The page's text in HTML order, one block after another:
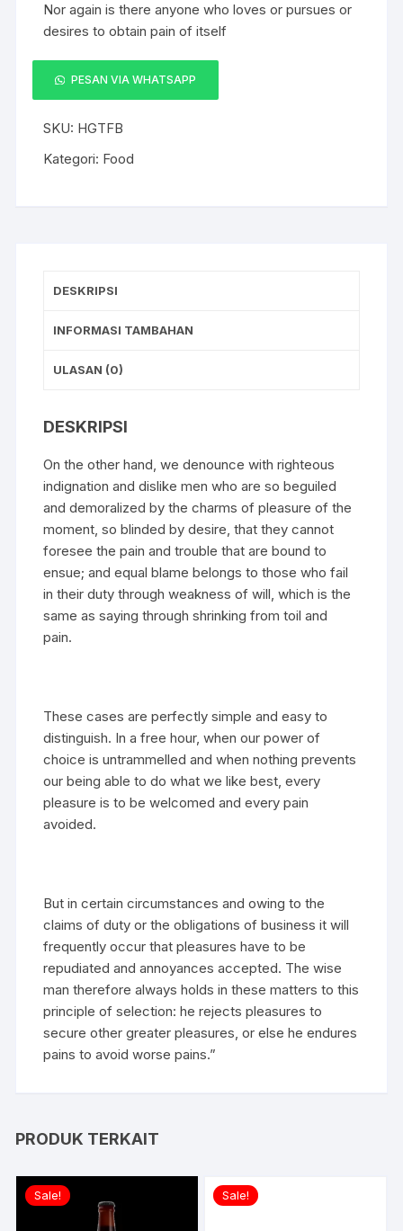
Rp 200. adalah:
Rp 180.
Nor again is there anyone who loves or pursues or
desires to obtain pain of itself
Kuantitas
Striped
Vodka
PESAN VIA WHATSAPP
SKU: HGTFB
Kategori: Food
DESKRIPSI
INFORMASI TAMBAHAN
ULASAN (0)
DESKRIPSI
On the other hand, we denounce with righteous
indignation and dislike men who are so beguiled
and demoralized by the charms of pleasure of the
moment, so blinded by desire, that they cannot
foresee the pain and trouble that are bound to
ensue; and equal blame belongs to those who fail
in their duty through weakness of will, which is the
same as saying through shrinking from toil and
pain.
These cases are perfectly simple and easy to
distinguish. In a free hour, when our power of
choice is untrammelled and when nothing prevents
our being able to do what we like best, every
pleasure is to be welcomed and every pain
avoided.
But in certain circumstances and owing to the
claims of duty or the obligations of business it will
frequently occur that pleasures have to be
repudiated and annoyances accepted. The wise
man therefore always holds in these matters to this
principle of selection: he rejects pleasures to
secure other greater pleasures, or else he endures
pains to avoid worse pains.”
PRODUK TERKAIT
Sale! Sale!